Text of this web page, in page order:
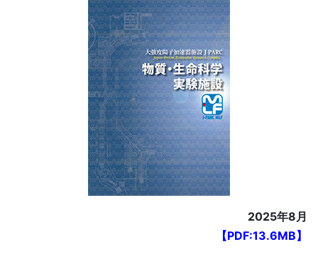
2025年8月
【PDF:13.6MB】